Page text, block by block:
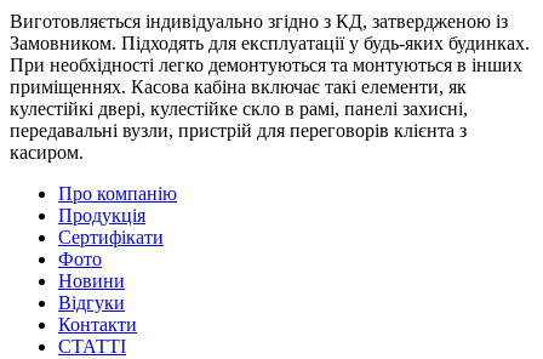
Виготовляється індивідуально згідно з КД, затвердженою із
Замовником. Підходять для експлуатації у будь-яких будинках.
При необхідності легко демонтуються та монтуються в інших
приміщеннях. Касова кабіна включає такі елементи, як
кулестійкі двері, кулестійке скло в рамі, панелі захисні,
передавальні вузли, пристрій для переговорів клієнта з
касиром.
Про компанію
Продукція
Сертифікати
Фото
Новини
Відгуки
Контакти
СТАТТІ